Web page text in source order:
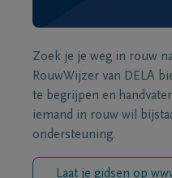
Zoek je je weg in rouw
RouwWijzer van DELA
te begrijpen en
iemand in rouw wil
ondersteuning.
Laat je gidsen op